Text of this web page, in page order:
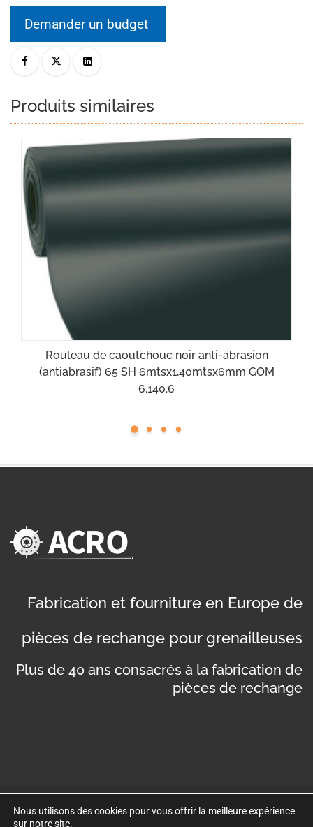
Demander un budget
Produits similaires
Rouleau de caoutchouc noir anti-abrasion
(antiabrasif) 65 SH 6mtsx1,40mtsx6mm GOM
6.140.6
Fabrication et fourniture en Europe de
pièces de rechange pour grenailleuses
Plus de 40 ans consacrés à la fabrication de
pièces de rechange
©Copyright 2019. Disseny web per Bredax
Nous utilisons des cookies pour vous offrir la meilleure expérience
sur notre site.